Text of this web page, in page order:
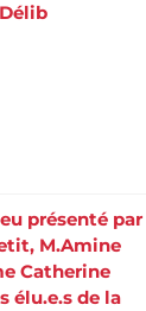
présenté par
M.Amine
Catherine
élu.e.s de la